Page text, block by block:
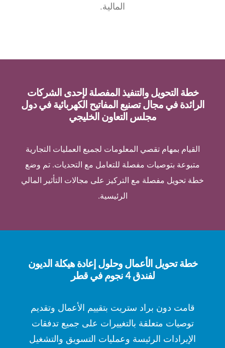
المالية.
خطة التحويل والتنفيذ المفصلة لإحدى الشركات
الرائدة في مجال تصنيع المفاتيح الكهربائية في دول
مجلس التعاون الخليجي
القيام بمهام تقصي المعلومات لجميع العمليات التجارية
متبوعة بتوصيات مفصلة للتعامل مع التحديات. تم وضع
خطة تحويل مفصلة مع التركيز على مجالات التأثير المالي
الرئيسية.
خطة تحويل الأعمال وحلول إعادة هيكلة الديون
لفندق 4 نجوم في قطر
قامت دون براد ستريت بتقييم الأعمال وتقديم
توصيات متعلقة بالتغييرات على جميع تدفقات
الإيرادات الرئيسة وعمليات التسويق والتشغيل